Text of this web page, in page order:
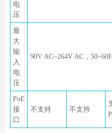
电
压
最
大
输
入
电
压
90V AC~264V AC，
PoE
接
口
不支持 不支持